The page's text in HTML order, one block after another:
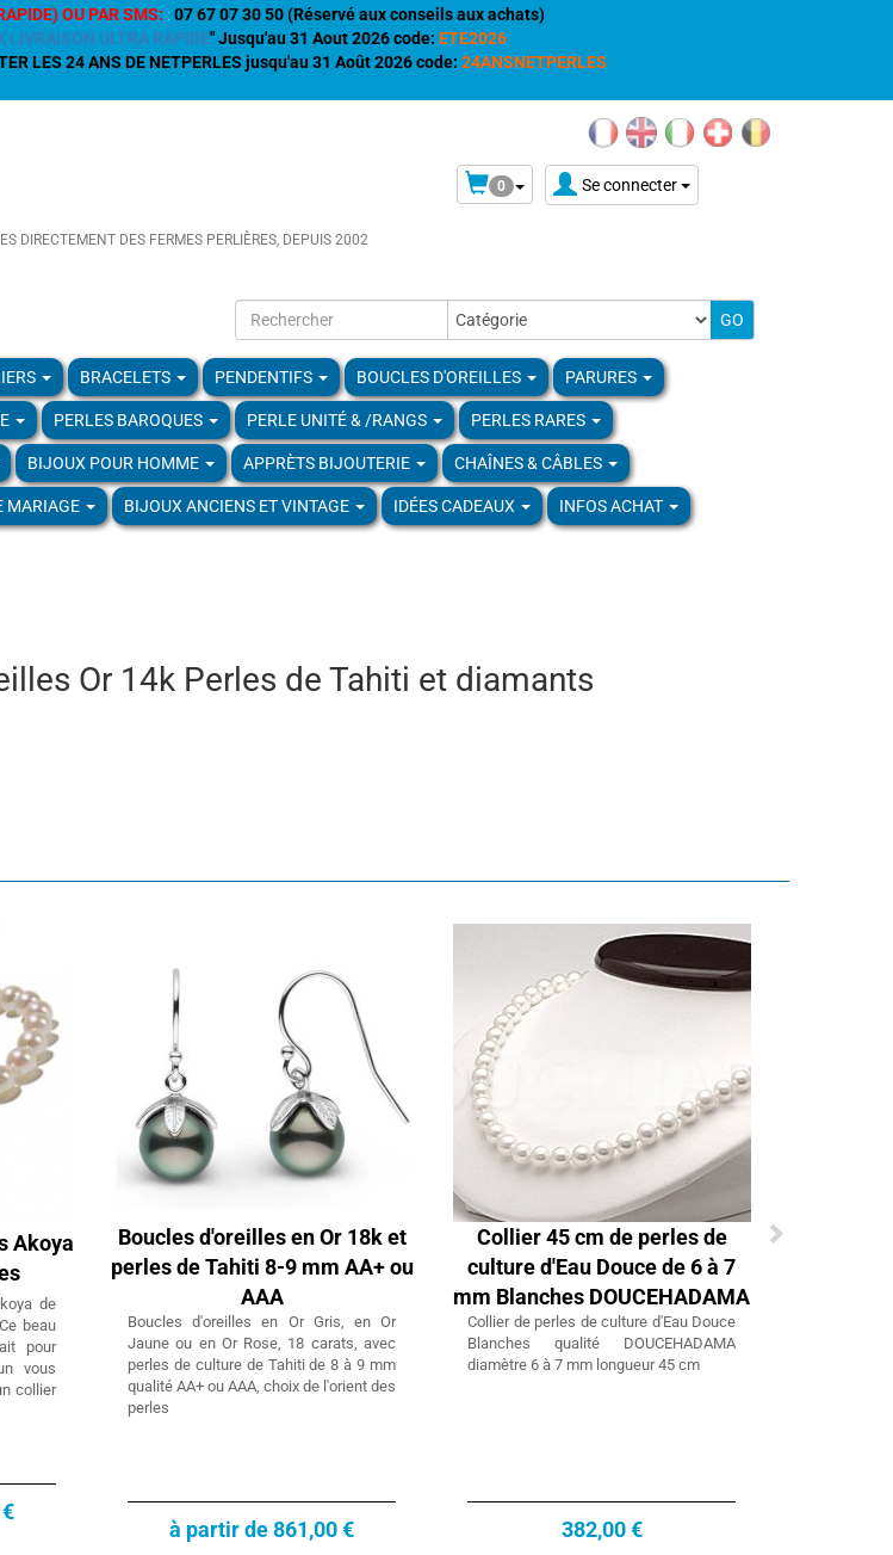
OU PAR SMS: : 07 67 07 30 50 (Réservé aux conseils aux achats)
LIVRAISON ULTRA RAPIDE" Jusqu'au 31 Aout 2026 code: ETE2026
LES 24 ANS DE NETPERLES jusqu'au 31 Août 2026 code: 24ANSNETPERLES
DIRECTEMENT DES FERMES PERLIÈRES, DEPUIS 2002
Se connecter
0
BRACELETS PENDENTIFS BOUCLES D'OREILLES PARURES
PERLES BAROQUES PERLE UNITÉ & /RANGS PERLES RARES
BIJOUX POUR HOMME APPRÈTS BIJOUTERIE CHAÎNES & CÂBLES
MARIAGE BIJOUX ANCIENS ET VINTAGE IDÉES CADEAUX INFOS ACHAT
Or 14k Perles de Tahiti et diamants
Akoya
de
beau
pour
vous
collier
Boucles d'oreilles en Or 18k et
perles de Tahiti 8-9 mm AA+ ou
AAA
Boucles d'oreilles en Or Gris, en Or
Jaune ou en Or Rose, 18 carats, avec
perles de culture de Tahiti de 8 à 9 mm
qualité AA+ ou AAA, choix de l'orient des
perles
à partir de 861,00 €
Collier 45 cm de perles de
culture d'Eau Douce de 6 à 7
mm Blanches DOUCEHADAMA
Collier de perles de culture d'Eau Douce
Blanches qualité DOUCEHADAMA
diamètre 6 à 7 mm longueur 45 cm
382,00 €
en Or 18k et perle